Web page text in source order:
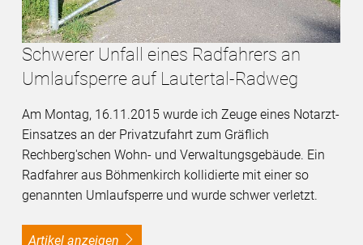
Schwerer Unfall eines Radfahrers an
Umlaufsperre auf Lautertal-Radweg
Am Montag, 16.11.2015 wurde ich Zeuge eines Notarzt-
Einsatzes an der Privatzufahrt zum Gräflich
Rechberg'schen Wohn- und Verwaltungsgebäude. Ein
Radfahrer aus Böhmenkirch kollidierte mit einer so
genannten Umlaufsperre und wurde schwer verletzt.
Artikel anzeigen